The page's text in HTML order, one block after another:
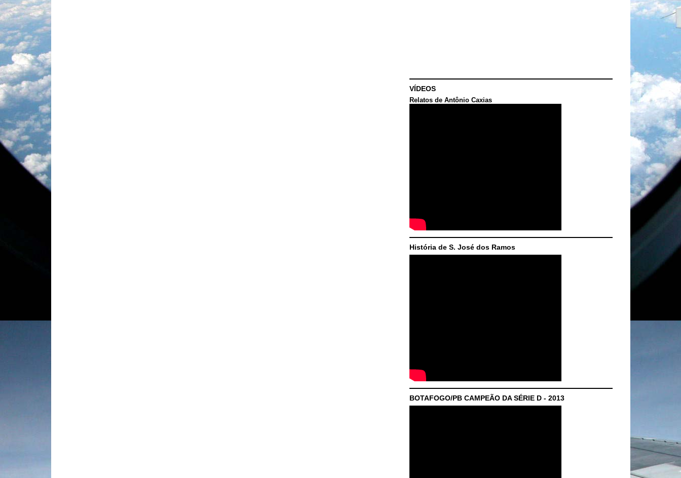
VÍDEOS
Relatos de Antônio Caxias
História de S. José dos Ramos
BOTAFOGO/PB CAMPEÃO DA SÉRIE D - 2013